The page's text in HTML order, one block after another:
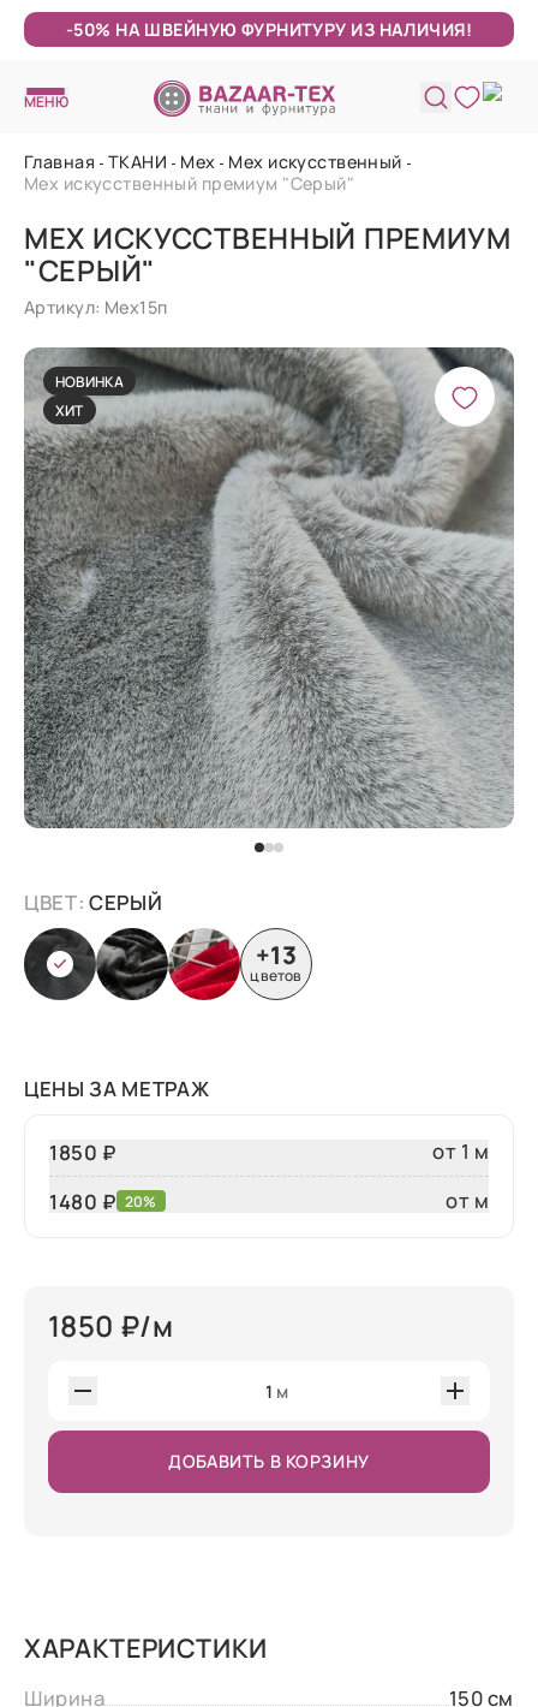
-50% НА ШВЕЙНУЮ ФУРНИТУРУ ИЗ НАЛИЧИЯ!
МЕНЮ
Главная ТКАНИ Мех
Мех искусственный
Мех искусственный премиум "Серый"
МЕХ ИСКУССТВЕННЫЙ ПРЕМИУМ
"СЕРЫЙ"
Артикул: Мех15п
НОВИНКА
ХИТ
ЦВЕТ:СЕРЫЙ
+13
цветов
ЦЕНЫ ЗА МЕТРАЖ
1850 ₽
от 1 м
1480 ₽ 20% от м
1850 ₽/м
1 м
ДОБАВИТЬ В КОРЗИНУ
ХАРАКТЕРИСТИКИ
Ширина
150 см